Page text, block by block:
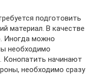
подготовить
материал. В качестве
Иногда можно
необходимо
Конопатить начинают
необходимо сразу